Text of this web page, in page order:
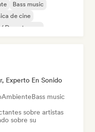
Bass music
de cine
Downtempo
Experto En Sonido
AmbienteBass music
sobre artistas
sobre su